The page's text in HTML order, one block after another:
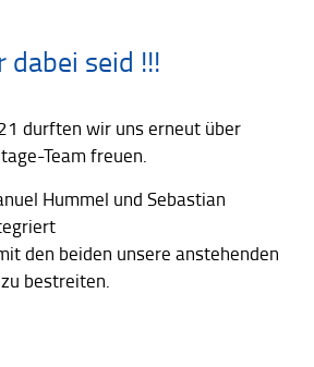
dabei seid !!!
durften wir uns erneut über
Team freuen.
Hummel und Sebastian
den beiden unsere anstehenden
bestreiten.